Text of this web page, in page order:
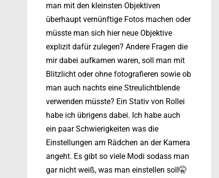
man mit den kleinsten Objektiven
überhaupt vernünftige Fotos machen oder
müsste man sich hier neue Objektive
explizit dafür zulegen? Andere Fragen die
mir dabei aufkamen waren, soll man mit
Blitzlicht oder ohne fotografieren sowie ob
man auch nachts eine Streulichtblende
verwenden müsste? Ein Stativ von Rollei
habe ich übrigens dabei. Ich habe auch
ein paar Schwierigkeiten was die
Einstellungen am Rädchen an der Kamera
angeht. Es gibt so viele Modi sodass man
gar nicht weiß, was man einstellen soll🤫